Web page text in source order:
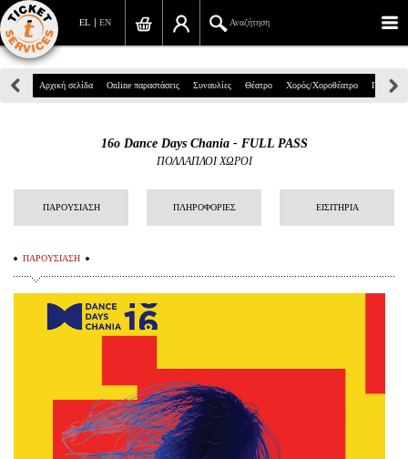
EN
EL Αναζήτηση
Πανεπιστημίου 39, Αθήνα
info@ticketservices.gr
Αναζήτηση
Σύνδεση/Εγγραφή
Προσωπικά Δεδομένα
Είσοδος διαχειριστή
Αρχική σελίδα Online παραστάσεις Συναυλίες Θέατρο Χορός/Χοροθέατρο Παιδικά
16o Dance Days Chania - FULL PASS
ΠΟΛΛΑΠΛΟΙ ΧΩΡΟΙ
ΠΑΡΟΥΣΙΑΣΗ ΠΛΗΡΟΦΟΡΙΕΣ ΕΙΣΙΤΗΡΙΑ
ΠΑΡΟΥΣΙΑΣΗ